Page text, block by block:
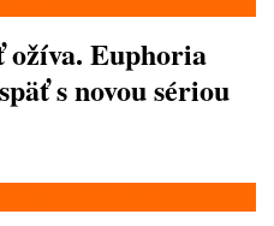
ožíva. Euphoria
s novou sériou